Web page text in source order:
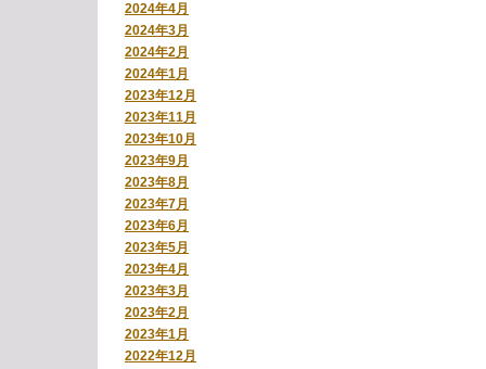
2024年4月
2024年3月
2024年2月
2024年1月
2023年12月
2023年11月
2023年10月
2023年9月
2023年8月
2023年7月
2023年6月
2023年5月
2023年4月
2023年3月
2023年2月
2023年1月
2022年12月